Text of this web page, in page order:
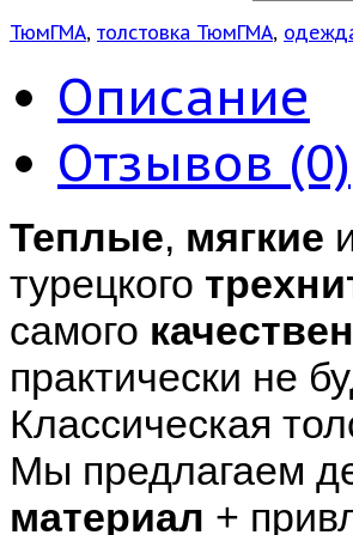
ТюмГМА, толстовка ТюмГМА,
Описание
Отзывов (0)
Теплые, мягкие
турецкого
самого
практически не
Классическая
Мы предлагаем
материал +